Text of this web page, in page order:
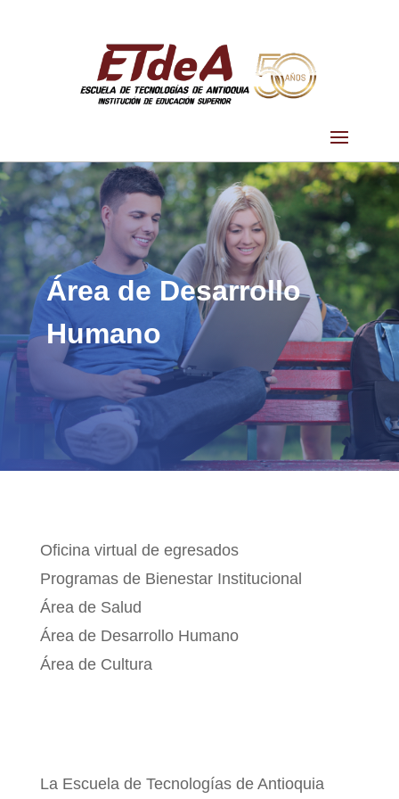
Área de Desarrollo
Humano
Oficina virtual de egresados
Programas de Bienestar Institucional
Área de Salud
Área de Desarrollo Humano
Área de Cultura
La Escuela de Tecnologías de Antioquia